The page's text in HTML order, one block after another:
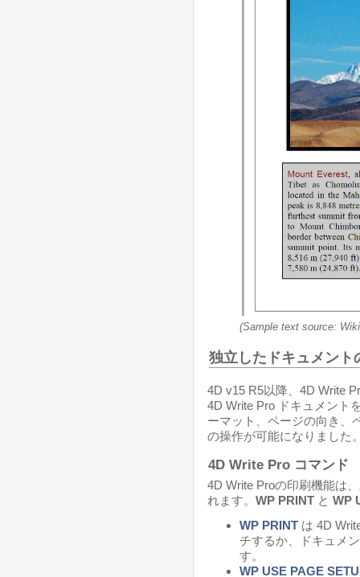
(Sample text source:
独立したドキュメント
4D v15 R5以降、4D Write
4D Write Pro ドキュメント
ーマット、ページの向き、
の操作が可能になりました
4D Write Pro コマンド
4D Write Proの印刷機能は
れます。 WP PRINT と WP
WP PRINT は 4D
チするか、ドキュメ
す。
WP USE PAGE